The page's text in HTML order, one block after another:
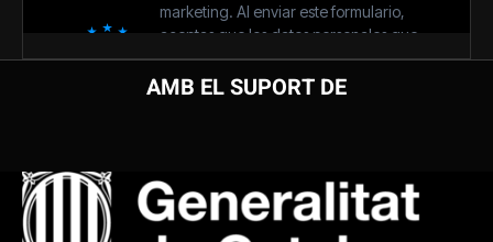
AMB EL SUPORT DE